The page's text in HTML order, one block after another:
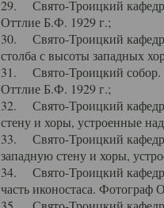
29. Свято-Троицкий
Оттлие Б.Ф. 1929 г.;
30. Свято-Троицкий
столба с высоты западных
31. Свято-Троицкий собор.
Оттлие Б.Ф. 1929 г.;
32. Свято-Троицкий
стену и хоры, устроенные
33. Свято-Троицкий
западную стену и хоры,
34. Свято-Троицкий
часть иконостаса. Фотограф